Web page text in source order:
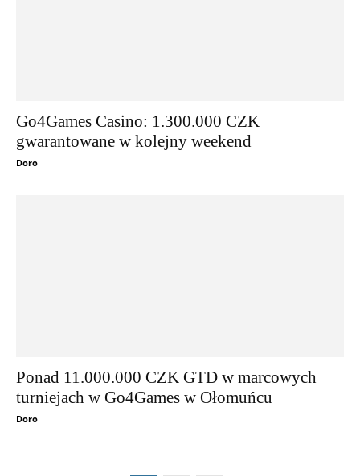
Go4Games Casino: 1.300.000 CZK
gwarantowane w kolejny weekend
Doro
Ponad 11.000.000 CZK GTD w marcowych
turniejach w Go4Games w Ołomuńcu
Doro